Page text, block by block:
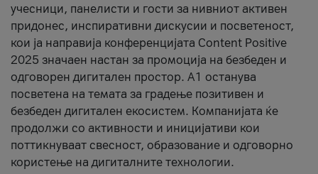
учесници, панелисти и гости за нивниот активен
придонес, инспиративни дискусии и посветеност,
кои ја направија конференцијата Content Positive
2025 значаен настан за промоција на безбеден и
одговорен дигитален простор. А1 останува
посветена на темата за градење позитивен и
безбеден дигитален екосистем. Компанијата ќе
продолжи со активности и иницијативи кои
поттикнуваат свесност, образование и одговорно
користење на дигиталните технологии.